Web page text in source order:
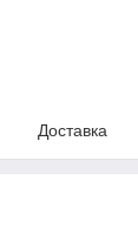
Доставка